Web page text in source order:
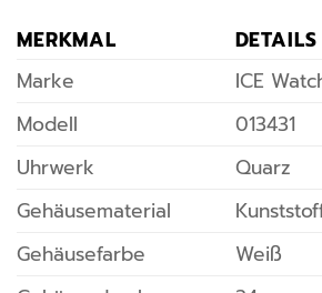
MERKMAL
DETAILS
Marke
ICE
Modell
013431
Uhrwerk
Quarz
Gehäusematerial
Gehäusefarbe
Weiß